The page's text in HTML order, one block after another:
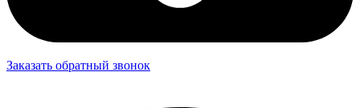
Заказать обратный звонок